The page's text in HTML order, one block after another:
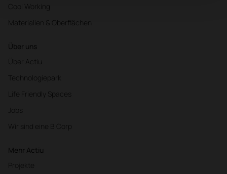
Cool Working
Materialien & Oberflächen
Über uns
Über Actiu
Technologiepark
Life Friendly Spaces
Jobs
Wir sind eine B Corp
Mehr Actiu
Projekte